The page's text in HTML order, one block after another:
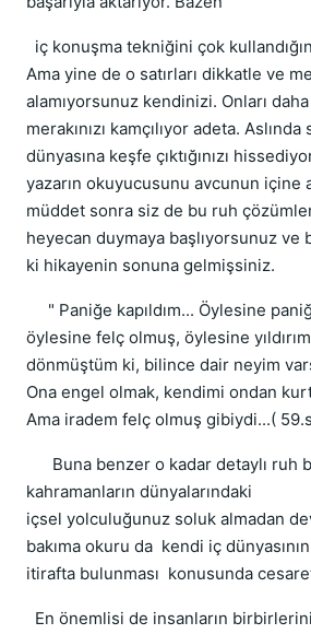
iç konuşma tekniğini çok
Ama yine de o satırları dikkatle ve
alamıyorsunuz kendinizi. Onları daha
merakınızı kamçılıyor adeta.
dünyasına keşfe çıktığınızı
yazarın okuyucusunu avcunun içine
müddet sonra siz de bu ruh
heyecan duymaya başlıyorsunuz ve
ki hikayenin sonuna gelmişsiniz.
" Paniğe kapıldım... Öylesine
öylesine felç olmuş, öylesine
dönmüştüm ki, bilince dair neyim
Ona engel olmak, kendimi ondan
Ama iradem felç olmuş gibiydi...(
Buna benzer o kadar detaylı ruh
kahramanların dünyalarındaki
içsel yolculuğunuz soluk almadan
bakıma okuru da kendi iç dünyasının
itirafta bulunması konusunda
En önemlisi de insanların